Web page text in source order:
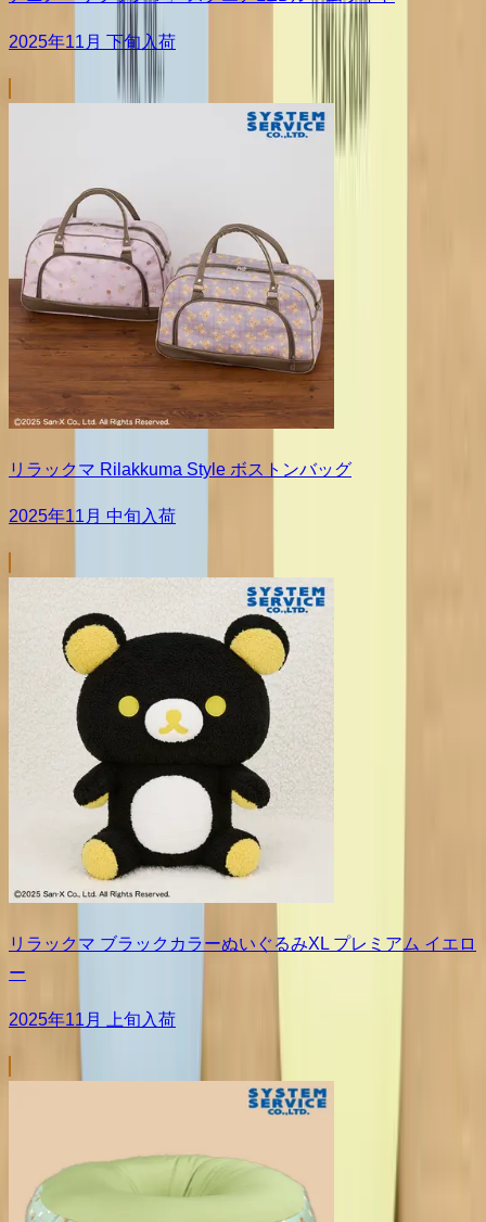
2025年11月 下旬入荷
リラックマ Rilakkuma Style ボストンバッグ
2025年11月 中旬入荷
リラックマ ブラックカラーぬいぐるみXL プレミアム イエロ
ー
2025年11月 上旬入荷